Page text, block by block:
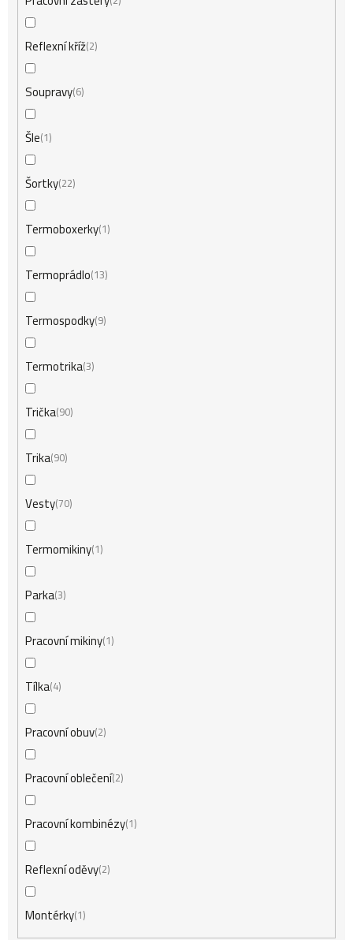
Reflexní kříž 2
Soupravy 6
Šle 1
Šortky 22
Termoboxerky 1
Termoprádlo 13
Termospodky 9
Termotrika3
Trička 90
Trika 90
Vesty70
Termomikiny 1
Parka3
Pracovní mikiny 1
Tílka 4
Pracovní obuv 2
Pracovní oblečení2
Pracovní kombinézy 1
Reflexní oděvy 2
Montérky 1